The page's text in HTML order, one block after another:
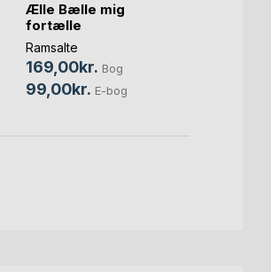
Ælle Bælle mig
fortælle
Ramsalte
169,00kr. Bog
99,00kr. E-bog